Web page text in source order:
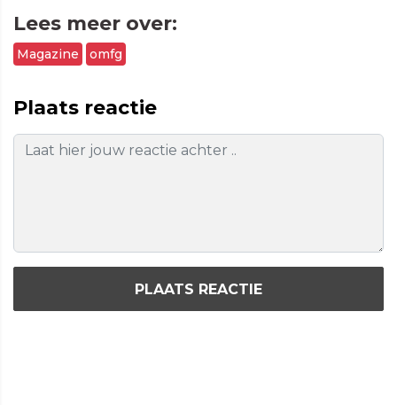
Lees meer over:
Magazine omfg
Plaats reactie
PLAATS REACTIE